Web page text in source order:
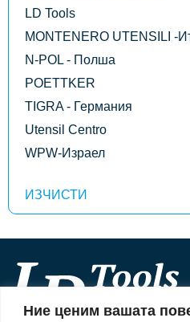
Ние ценим вашата
LD Tools
MONTENERO UTENSILI -
N-POL - Полша
POETTKER
TIGRA - Германия
Utensil Centro
WPW-Израел